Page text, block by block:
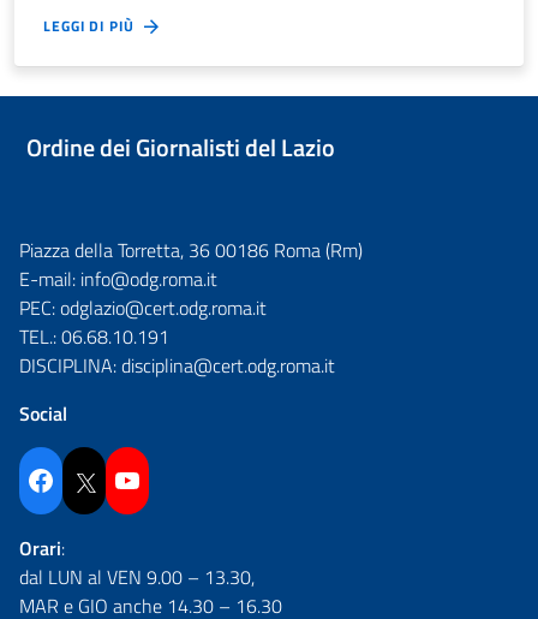
LEGGI DI PIÙ
Ordine dei Giornalisti del Lazio
Piazza della Torretta, 36 00186 Roma (Rm)
E-mail: info@odg.roma.it
PEC:odglazio@cert.odg.roma.it
TEL.:06.68.10.191
DISCIPLINA:disciplina@cert.odg.roma.it
Social
Facebook Twitter YouTube
Orari:
dal LUN al VEN 9.00 – 13.30,
MAR e GIO anche 14.30 – 16.30